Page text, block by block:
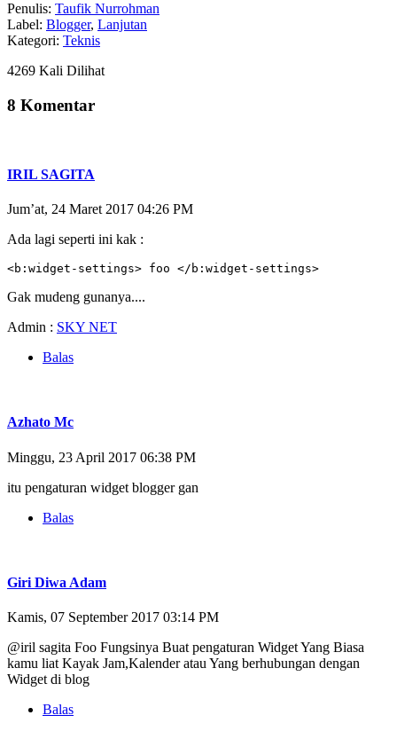
Penulis: Taufik Nurrohman
Label: Blogger, Lanjutan
Kategori: Teknis
4269 Kali Dilihat
8 Komentar
IRIL SAGITA
Jum’at, 24 Maret 2017 04:26 PM
Ada lagi seperti ini kak :
<b:widget-settings> foo </b:widget-settings>
Gak mudeng gunanya....
Admin : SKY NET
Balas
Azhato Mc
Minggu, 23 April 2017 06:38 PM
itu pengaturan widget blogger gan
Balas
Giri Diwa Adam
Kamis, 07 September 2017 03:14 PM
@iril sagita Foo Fungsinya Buat pengaturan Widget Yang Biasa
kamu liat Kayak Jam,Kalender atau Yang berhubungan dengan
Widget di blog
Balas